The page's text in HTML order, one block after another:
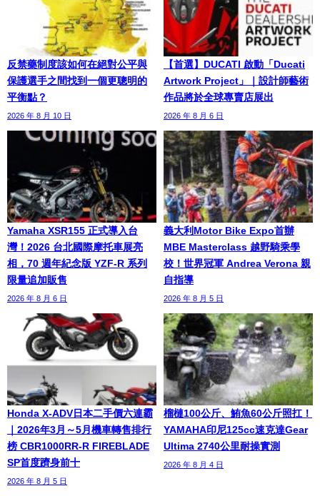
反禁藥制度該如何在絕對公平與
保護選手之間找到一個更聰明的
平衡點？
2026 年 8 月 10 日
【首選】DUCATI 啟動「Ducati
Artwork Project」｜設計師藝術
作品將於全球專賣店展出
2026 年 8 月 6 日
Yamaha XSR155 正式導入台
灣！2026 台北國際摩托車展亮
相，70 週年紀念版 YZF-R 系列
限量追加販售
2026 年 8 月 6 日
義大利Motor Bike Expo首辦
MBE Masterclass 越野騎乘學
校！世界冠軍 Andrea Verona 親
自指導
2026 年 8 月 5 日
Honda X-ADV日本二手價六連霸
｜2026年3月～5月機車轉售排行
榜 CBR1000RR-R FIREBLADE
SP首度躋身前十
2026 年 8 月 5 日
榴槤100公斤、鮪魚60公斤照扛！
YAMAHA印尼125cc速克達Gear
Ultima 2740公里耐操實測
2026 年 8 月 4 日